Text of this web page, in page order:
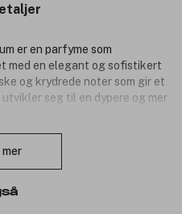
er en parfyme som
med en elegant og sofistikert
og krydrede noter som gir et
seg til en dypere og mer
raffinert avslutning.
mer